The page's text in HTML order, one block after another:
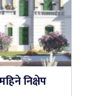
निक्षेप